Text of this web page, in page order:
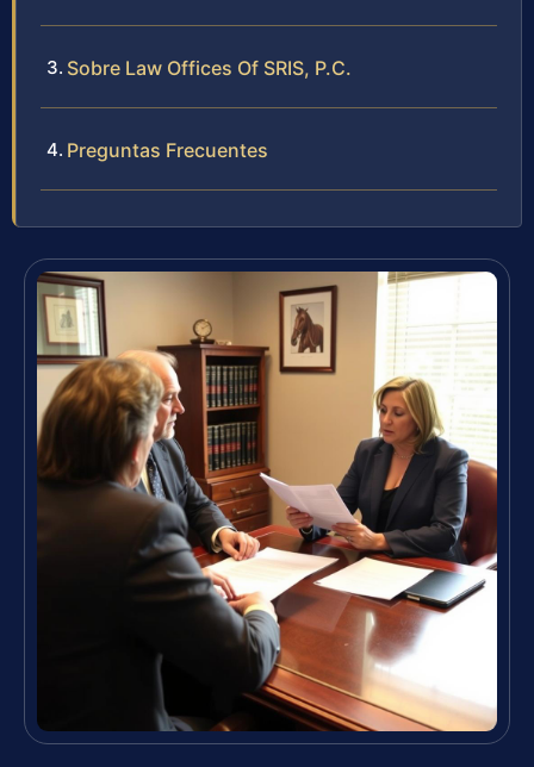
Sobre Law Offices Of SRIS, P.C.
Preguntas Frecuentes